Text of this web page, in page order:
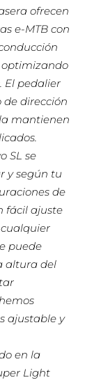
ofrecen
e-MTB con
El pedalier
dirección
mantienen
SL se
y según tu
de
fácil ajuste
puede
altura del
ajustable y
en la
Light